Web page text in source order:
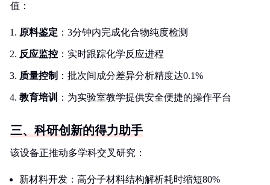
值：
原料鉴定 ：3分钟内完成化合物纯度检测
反应监控 ：实时跟踪化学反应进程
质量控制 ：批次间成分差异分析精度达0.1%
教育培训 ：为实验室教学提供安全便捷的操作平台
三、科研创新的得力助手
该设备正推动多学科交叉研究：
新材料开发：高分子材料结构解析耗时缩短80%